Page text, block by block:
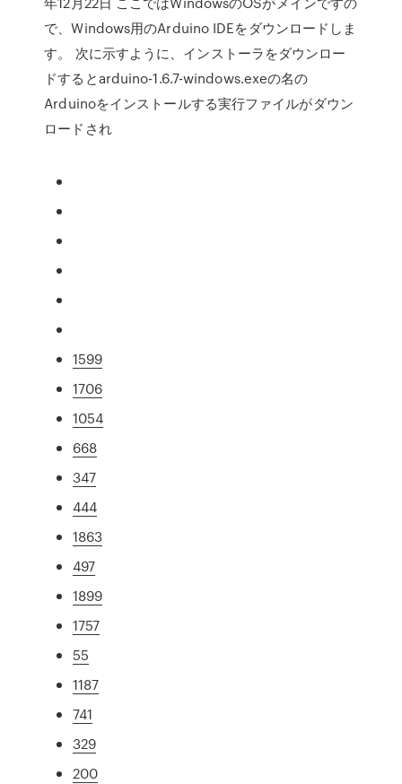
で、Windows用のArduino IDEをダウンロードしま
す。 次に示すように、インストーラをダウンロー
ドするとarduino-1.6.7-windows.exeの名の
Arduinoをインストールする実行ファイルがダウン
ロードされ
1599
1706
1054
668
347
444
1863
497
1899
1757
55
1187
741
329
200